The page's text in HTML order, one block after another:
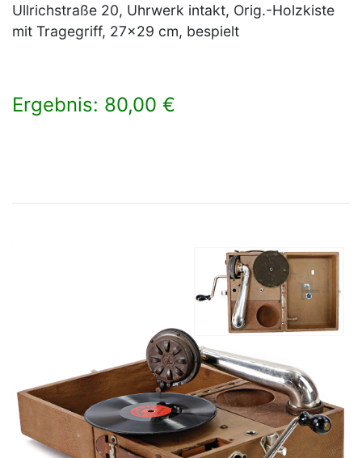
Ullrichstraße 20, Uhrwerk intakt, Orig.-Holzkiste
mit Tragegriff, 27x29 cm, bespielt
Ergebnis: 80,00 €